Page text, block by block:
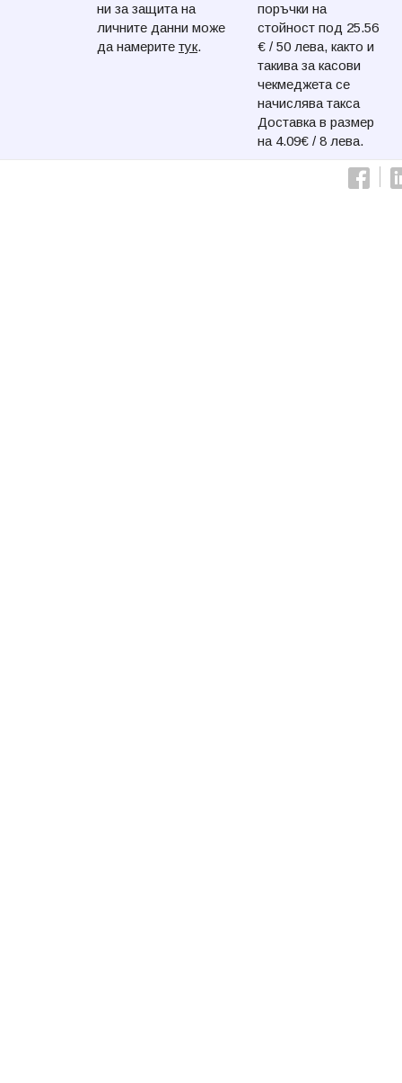
ни за защита на
личните данни може
да намерите тук.
поръчки на
стойност под 25.56
€ / 50 лева, както и
такива за касови
чекмеджета се
начислява такса
Доставка в размер
на 4.09€ / 8 лева.